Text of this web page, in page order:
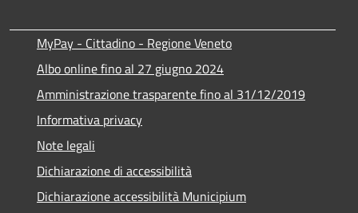
MyPay - Cittadino - Regione Veneto
Albo online fino al 27 giugno 2024
Amministrazione trasparente fino al 31/12/2019
Informativa privacy
Note legali
Dichiarazione di accessibilità
Dichiarazione accessibilità Municipium